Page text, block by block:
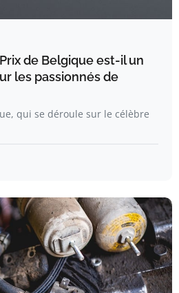
de Belgique est-il un
les passionnés de
qui se déroule sur le célèbre